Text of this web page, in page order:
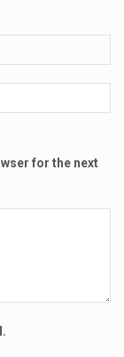
for the next